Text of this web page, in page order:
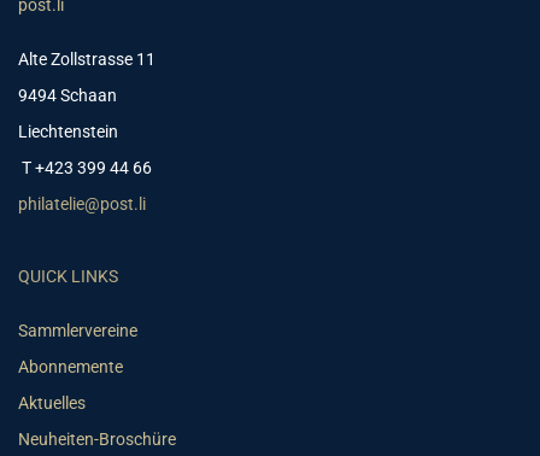
post.li
Alte Zollstrasse 11
9494 Schaan
Liechtenstein
T +423 399 44 66
philatelie@post.li
QUICK LINKS
Sammlervereine
Abonnemente
Aktuelles
Neuheiten-Broschüre